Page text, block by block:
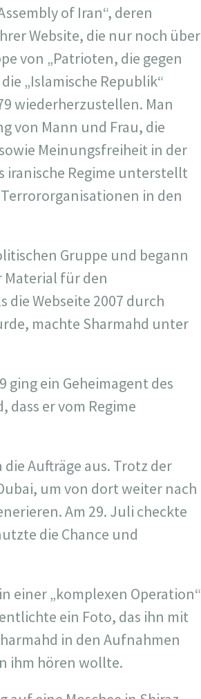
of Iran“, deren
Website, die nur noch über
von „Patrioten, die gegen
„Islamische Republik“
wiederherzustellen. Man
von Mann und Frau, die
Meinungsfreiheit in der
iranische Regime unterstellt
in den
Gruppe und begann
Material für den
die Webseite 2007 durch
machte Sharmahd unter
ein Geheimagent des
dass er vom Regime
Aufträge aus. Trotz der
um von dort weiter nach
Am 29. Juli checkte
die Chance und
einer „komplexen Operation“
ein Foto, das ihn mit
in den Aufnahmen
ihm hören wollte.